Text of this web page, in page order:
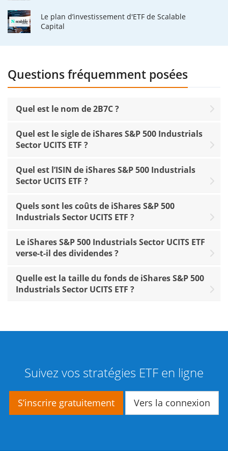
Le plan d’investissement d'ETF de Scalable
Capital
Questions fréquemment posées
Quel est le nom de 2B7C ?
Quel est le sigle de iShares S&P 500 Industrials
Sector UCITS ETF ?
Quel est l’ISIN de iShares S&P 500 Industrials
Sector UCITS ETF ?
Quels sont les coûts de iShares S&P 500
Industrials Sector UCITS ETF ?
Le iShares S&P 500 Industrials Sector UCITS ETF
verse-t-il des dividendes ?
Quelle est la taille du fonds de iShares S&P 500
Industrials Sector UCITS ETF ?
Suivez vos stratégies ETF en ligne
S’inscrire gratuitement Vers la connexion